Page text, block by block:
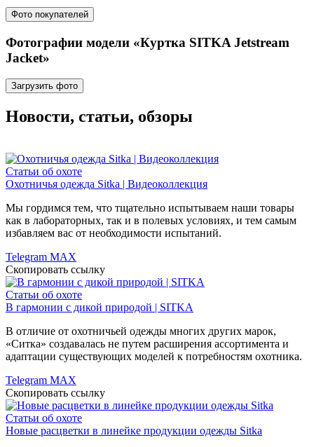
Фото покупателей
Фотографии модели «Куртка SITKA Jetstream
Jacket»
Загрузить фото
Новости, статьи, обзоры
Статьи об охоте
Охотничья одежда Sitka | Видеоколлекция
Мы гордимся тем, что тщательно испытываем наши товары
как в лабораторных, так и в полевых условиях, и тем самым
избавляем вас от необходимости испытаний.
Telegram MAX
Скопировать ссылку
Статьи об охоте
В гармонии с дикой природой | SITKA
В отличие от охотничьей одежды многих других марок,
«Ситка» создавалась не путем расширения ассортимента и
адаптации существующих моделей к потребностям охотника.
Telegram MAX
Скопировать ссылку
Статьи об охоте
Новые расцветки в линейке продукции одежды Sitka